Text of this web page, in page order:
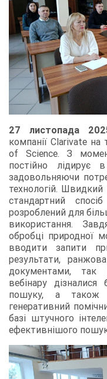
27 листопада
компанії Clarivate
of Science. З
постійно лідирує
задовольняючи
технологій.
стандартний
розроблений для
використання.
обробці природної
вводити запити
результати,
документами, так
вебінару
пошуку, а також
генеративний
базі штучного
ефективнішого